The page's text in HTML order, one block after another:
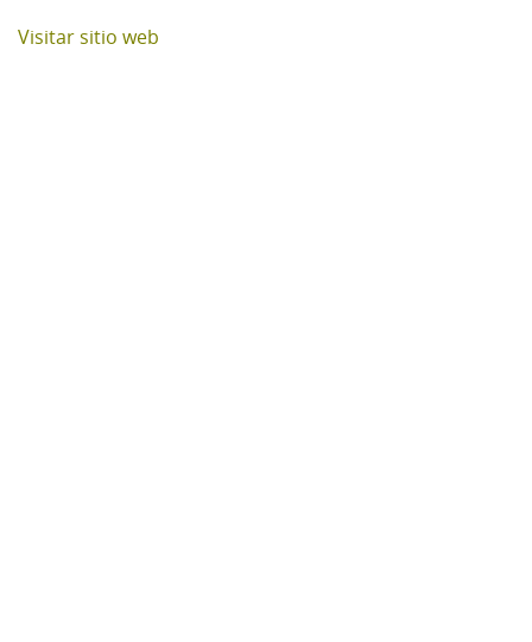
Visitar sitio web